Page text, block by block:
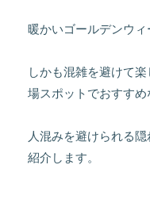
暖かいゴールデンウィ
しかも混雑を避けて
場スポットでおすすめ
人混みを避けられる
紹介します。